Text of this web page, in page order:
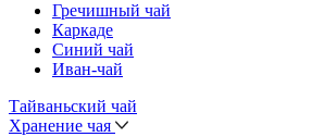
Гречишный чай
Каркаде
Синий чай
Иван-чай
Тайваньский чай
Хранение чая